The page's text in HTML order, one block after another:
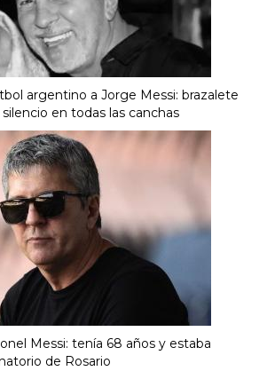
argentino a Jorge Messi: brazalete
en todas las canchas
Messi: tenía 68 años y estaba
de Rosario